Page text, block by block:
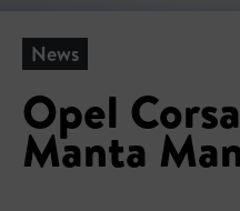
News
Opel
Manta